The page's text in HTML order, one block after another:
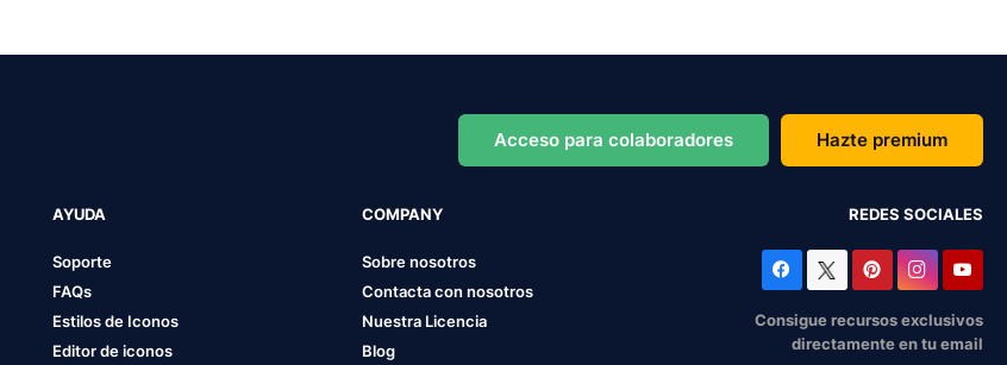
Acceso para colaboradores Hazte premium
AYUDA
Soporte
FAQs
Estilos de Iconos
Editor de iconos
COMPANY
Sobre nosotros
Contacta con nosotros
Nuestra Licencia
Blog
REDES SOCIALES
Consigue recursos exclusivos
directamente en tu email